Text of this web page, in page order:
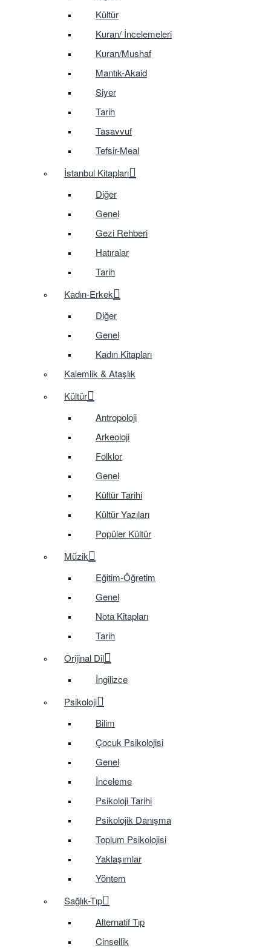
Kültür
Kuran/ İncelemeleri
Kuran/Mushaf
Mantık-Akaid
Siyer
Tarih
Tasavvuf
Tefsir-Meal
İstanbul Kitapları
Diğer
Genel
Gezi Rehberi
Hatıralar
Tarih
Kadın-Erkek
Diğer
Genel
Kadın Kitapları
Kalemlik & Ataşlık
Kültür
Antropoloji
Arkeoloji
Folklor
Genel
Kültür Tarihi
Kültür Yazıları
Popüler Kültür
Müzik
Eğitim-Öğretim
Genel
Nota Kitapları
Tarih
Orijinal Dil
İngilizce
Psikoloji
Bilim
Çocuk Psikolojisi
Genel
İnceleme
Psikoloji Tarihi
Psikolojik Danışma
Toplum Psikolojisi
Yaklaşımlar
Yöntem
Sağlık-Tıp
Alternatif Tıp
Cinsellik